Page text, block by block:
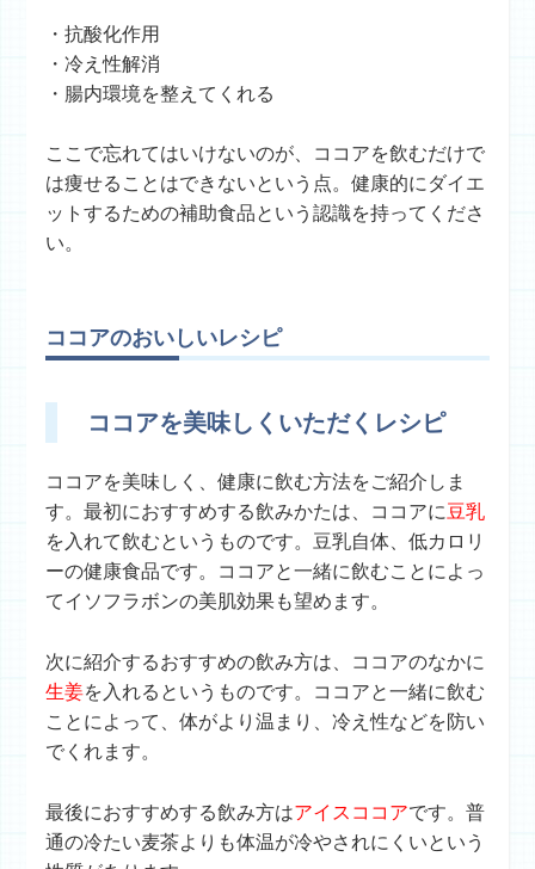
・抗酸化作用
・冷え性解消
・腸内環境を整えてくれる
ここで忘れてはいけないのが、ココアを飲むだけで
は痩せることはできないという点。健康的にダイエ
ットするための補助食品という認識を持ってくださ
い。
ココアのおいしいレシピ
ココアを美味しくいただくレシピ
ココアを美味しく、健康に飲む方法をご紹介しま
す。最初におすすめする飲みかたは、ココアに豆乳
を入れて飲むというものです。豆乳自体、低カロリ
ーの健康食品です。ココアと一緒に飲むことによっ
てイソフラボンの美肌効果も望めます。
次に紹介するおすすめの飲み方は、ココアのなかに
生姜を入れるというものです。ココアと一緒に飲む
ことによって、体がより温まり、冷え性などを防い
でくれます。
最後におすすめする飲み方はアイスココアです。普
通の冷たい麦茶よりも体温が冷やされにくいという